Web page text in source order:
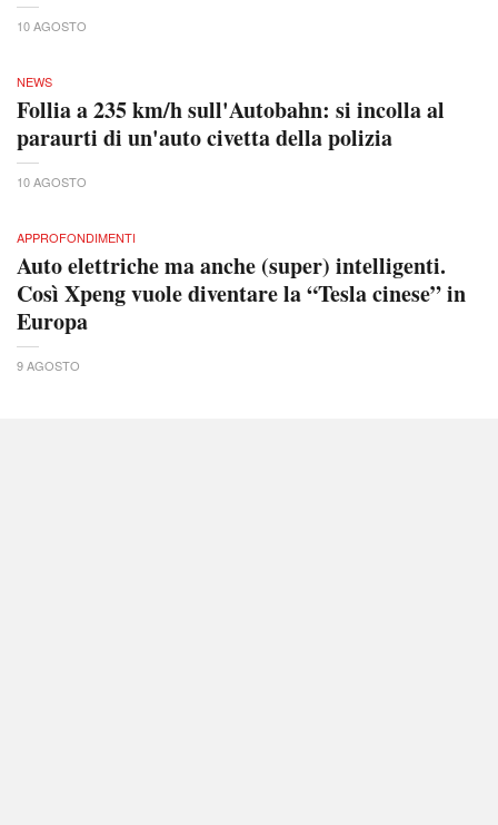
10 AGOSTO
NEWS
Follia a 235 km/h sull'Autobahn: si incolla al
paraurti di un'auto civetta della polizia
10 AGOSTO
APPROFONDIMENTI
Auto elettriche ma anche (super) intelligenti.
Così Xpeng vuole diventare la “Tesla cinese” in
Europa
9 AGOSTO